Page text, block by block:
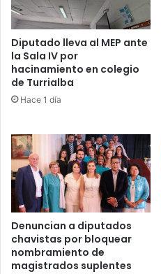
Diputado lleva al MEP ante
la Sala IV por
hacinamiento en colegio
de Turrialba
Hace 1 día
Denuncian a diputados
chavistas por bloquear
nombramiento de
magistrados suplentes